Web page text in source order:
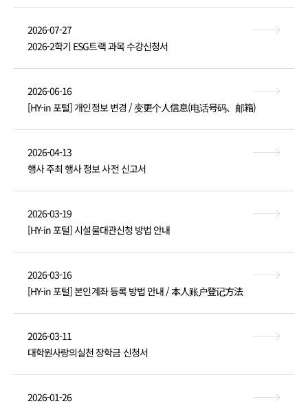
2026-07-27
2026-2학기 ESG트랙 과목 수강신청서
2026-06-16
[HY-in 포털] 개인정보 변경 / 变更个人信息(电话号码、邮箱)
2026-04-13
행사 주최 행사 정보 사전 신고서
2026-03-19
[HY-in 포털] 시설물대관신청 방법 안내
2026-03-16
[HY-in 포털] 본인계좌 등록 방법 안내 / 本人账户登记方法
2026-03-11
대학원사랑의실천 장학금 신청서
2026-01-26